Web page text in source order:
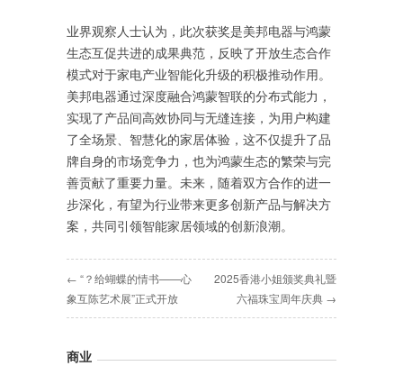
业界观察人士认为，此次获奖是美邦电器与鸿蒙
生态互促共进的成果典范，反映了开放生态合作
模式对于家电产业智能化升级的积极推动作用。
美邦电器通过深度融合鸿蒙智联的分布式能力，
实现了产品间高效协同与无缝连接，为用户构建
了全场景、智慧化的家居体验，这不仅提升了品
牌自身的市场竞争力，也为鸿蒙生态的繁荣与完
善贡献了重要力量。未来，随着双方合作的进一
步深化，有望为行业带来更多创新产品与解决方
案，共同引领智能家居领域的创新浪潮。
← “？给蝴蝶的情书——心
象互陈艺术展”正式开放
2025香港小姐颁奖典礼暨
六福珠宝周年庆典 →
商业